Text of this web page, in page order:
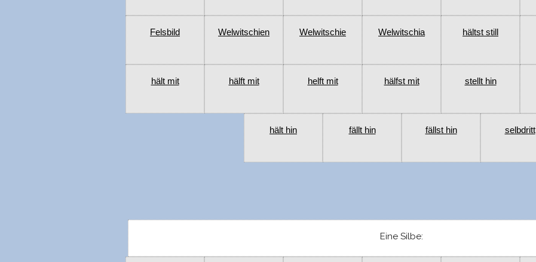
Felsbild Welwitschien Welwitschie Welwitschia hältst still
hält mit hälft mit helft mit hälfst mit stellt hin
hält hin fällt hin fällst hin selbdritt
Eine Silbe: